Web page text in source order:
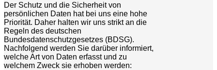
Der Schutz und die Sicherheit von
persönlichen Daten hat bei uns eine hohe
Priorität. Daher halten wir uns strikt an die
Regeln des deutschen
Bundesdatenschutzgesetzes (BDSG).
Nachfolgend werden Sie darüber informiert,
welche Art von Daten erfasst und zu
welchem Zweck sie erhoben werden: